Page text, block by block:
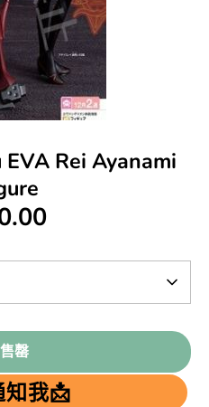
EVA Rei Ayanami
罄
我📩